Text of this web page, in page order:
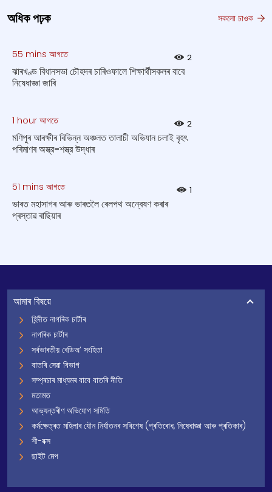
অধিক পঢ়ক সকলো চাওক
55 mins আগতে 2
ঝাৰখণ্ড বিধানসভা চৌহদৰ চাৰিওফালে শিক্ষার্থীসকলৰ বাবে
নিষেধাজ্ঞা জাৰি
1 hour আগতে 2
মণিপুৰ আৰক্ষীৰ বিভিন্ন অঞ্চলত তালাচী অভিযান চলাই বৃহৎ
পৰিমাণৰ অস্ত্র-শস্ত্র উদ্ধাৰ
51 mins আগতে 1
ভাৰত মহাসাগৰ আৰু ভাৰতলৈ ৰেলপথ অন্বেষণ কৰাৰ
প্ৰস্তাৱ ৰাছিয়াৰ
আমাৰ বিষয়ে
হিন্দীত নাগৰিক চাৰ্টাৰ
নাগৰিক চাৰ্টাৰ
সৰ্বভাৰতীয় ৰেডিঅ’ সংহিতা
বাতৰি সেৱা বিভাগ
সম্প্ৰচাৰ মাধ্যমৰ বাবে বাতৰি নীতি
মতামত
আভ্যন্তৰীণ অভিযোগ সমিতি
কৰ্মক্ষেত্ৰত মহিলাৰ যৌন নিৰ্যাতনৰ সবিশেষ (প্ৰতিৰোধ, নিষেধাজ্ঞা আৰু প্ৰতিকাৰ)
শী-বক্স
ছাইট মেপ